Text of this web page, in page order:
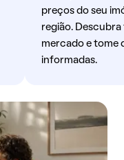
preços do seu
região.
mercado e tome
informadas.